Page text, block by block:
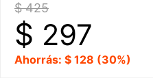
$ 425
$ 297
Ahorrás: $ 128 (30%)